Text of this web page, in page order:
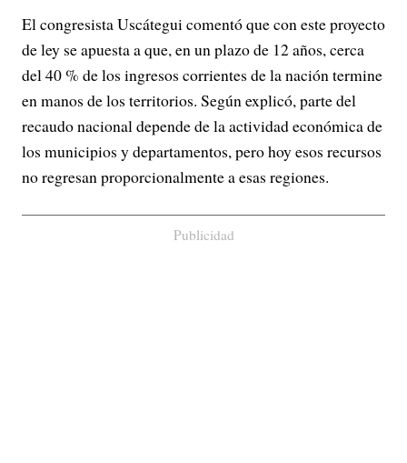
El congresista Uscátegui comentó que con este proyecto
de ley se apuesta a que, en un plazo de 12 años, cerca
del 40 % de los ingresos corrientes de la nación termine
en manos de los territorios. Según explicó, parte del
recaudo nacional depende de la actividad económica de
los municipios y departamentos, pero hoy esos recursos
no regresan proporcionalmente a esas regiones.
Publicidad